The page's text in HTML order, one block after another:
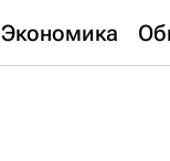
Экономика